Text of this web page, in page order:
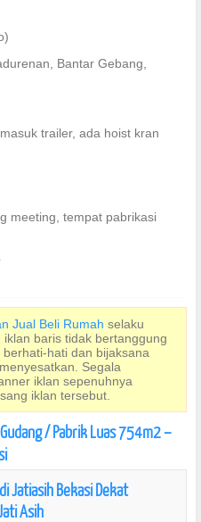
Bantar Gebang,
trailer, ada hoist kran
meeting, tempat pabrikasi
Jual Beli Rumah selaku
baris tidak bertanggung
hati dan bijaksana
Segala
iklan sepenuhnya
iklan tersebut.
/ Pabrik Luas 754m2 –
Jatiasih Bekasi Dekat
Asih